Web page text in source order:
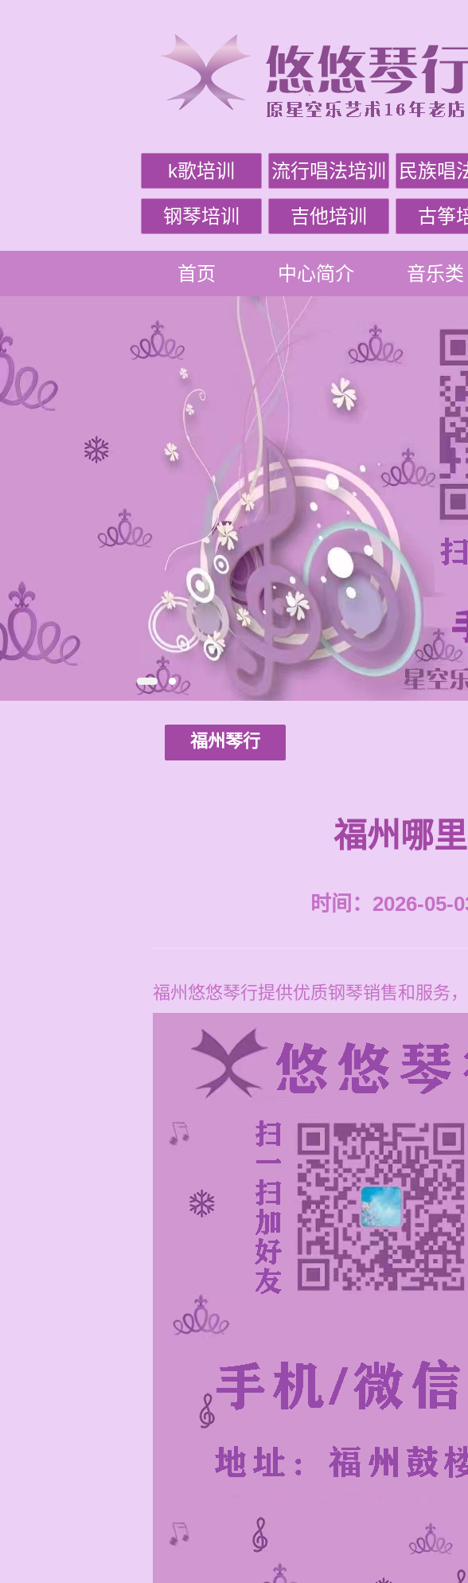
k歌培训 流行唱法培训 民族唱
钢琴培训 吉他培训 古筝
首页 中心简介 音乐类
福州琴行
福州哪
时间：2026-05-
福州悠悠琴行提供优质钢琴销售和服务